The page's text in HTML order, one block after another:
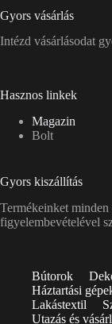
Gyors vásárlás
Intézd vásárlásodat
Hasznos linkek
Magazin
Bolt
Gyors kiszállítás
Termékeinket
figyelembevételével
Bútorok
Háztartási
Lakástextil
Utazás és